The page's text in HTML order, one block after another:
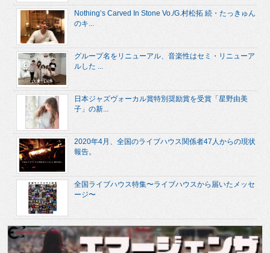
Nothing’s Carved In Stone Vo./G.村松拓 続・たっきゅん
のキ...
グループ名をリニューアル、音楽性はセミ・リニューア
ルした ...
日本ジャズヴォーカル賞特別奨励賞を受賞「星野由美
子」の新...
2020年4月、全国のライブハウス関係者47人からの現状
報告。
全国ライブハウス特集〜ライブハウスから届いたメッセ
ージ〜